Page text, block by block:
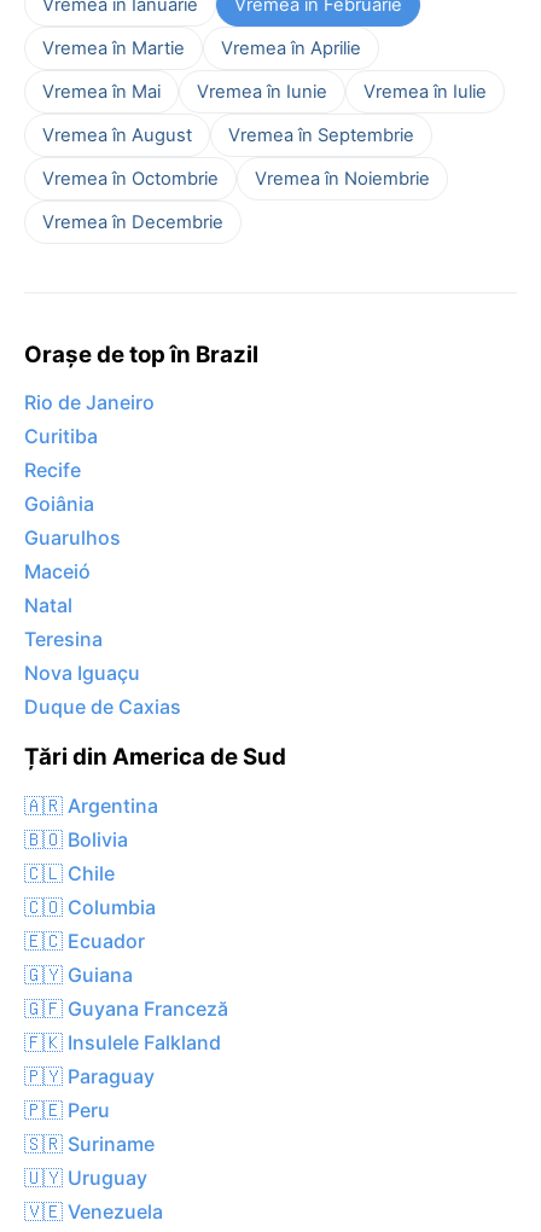
Vremea în Ianuarie
Vremea în Februarie
Vremea în Martie
Vremea în Aprilie
Vremea în Mai
Vremea în Iunie
Vremea în Iulie
Vremea în August
Vremea în Septembrie
Vremea în Octombrie
Vremea în Noiembrie
Vremea în Decembrie
Orașe de top în Brazil
Rio de Janeiro
Curitiba
Recife
Goiânia
Guarulhos
Maceió
Natal
Teresina
Nova Iguaçu
Duque de Caxias
Țări din America de Sud
🇦🇷 Argentina
🇧🇴 Bolivia
🇨🇱 Chile
🇨🇴 Columbia
🇪🇨 Ecuador
🇬🇾 Guiana
🇬🇫 Guyana Franceză
🇫🇰 Insulele Falkland
🇵🇾 Paraguay
🇵🇪 Peru
🇸🇷 Suriname
🇺🇾 Uruguay
🇻🇪 Venezuela